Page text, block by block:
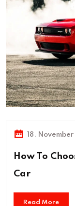
18.
How To
Car
Read More